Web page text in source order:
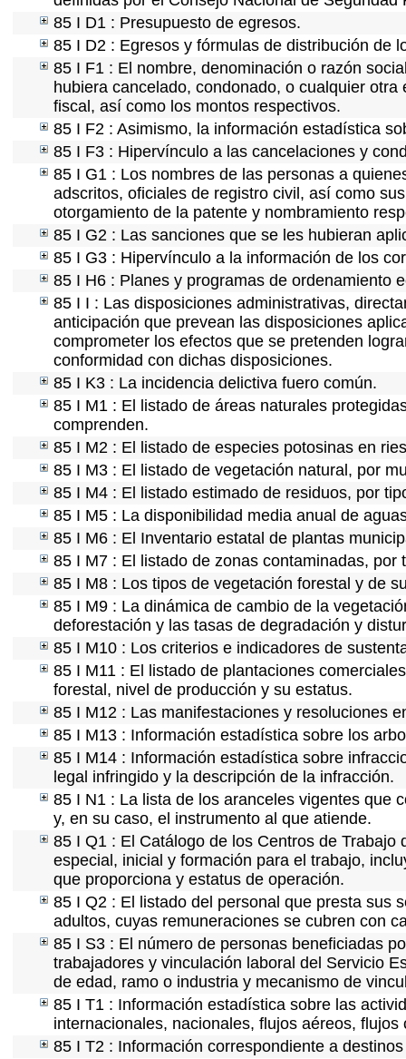
85 I D1 : Presupuesto de egresos.
85 I D2 : Egresos y fórmulas de distribución de
85 I F1 : El nombre, denominación o razón
hubiera cancelado, condonado, o cualquier
fiscal, así como los montos respectivos.
85 I F2 : Asimismo, la información estadística
85 I F3 : Hipervínculo a las cancelaciones y
85 I G1 : Los nombres de las personas a
adscritos, oficiales de registro civil, así como
otorgamiento de la patente y nombramiento
85 I G2 : Las sanciones que se les hubieran
85 I G3 : Hipervínculo a la información de los
85 I H6 : Planes y programas de ordenamiento
85 I I : Las disposiciones administrativas,
anticipación que prevean las disposiciones
comprometer los efectos que se pretenden
conformidad con dichas disposiciones.
85 I K3 : La incidencia delictiva fuero común.
85 I M1 : El listado de áreas naturales
comprenden.
85 I M2 : El listado de especies potosinas en
85 I M3 : El listado de vegetación natural, por
85 I M4 : El listado estimado de residuos, por
85 I M5 : La disponibilidad media anual de
85 I M6 : El Inventario estatal de plantas
85 I M7 : El listado de zonas contaminadas,
85 I M8 : Los tipos de vegetación forestal y de
85 I M9 : La dinámica de cambio de la
deforestación y las tasas de degradación y
85 I M10 : Los criterios e indicadores de
85 I M11 : El listado de plantaciones
forestal, nivel de producción y su estatus.
85 I M12 : Las manifestaciones y resoluciones
85 I M13 : Información estadística sobre los
85 I M14 : Información estadística sobre
legal infringido y la descripción de la infracción.
85 I N1 : La lista de los aranceles vigentes que
y, en su caso, el instrumento al que atiende.
85 I Q1 : El Catálogo de los Centros de
especial, inicial y formación para el trabajo,
que proporciona y estatus de operación.
85 I Q2 : El listado del personal que presta sus
adultos, cuyas remuneraciones se cubren con
85 I S3 : El número de personas beneficiadas
trabajadores y vinculación laboral del Servicio
de edad, ramo o industria y mecanismo de
85 I T1 : Información estadística sobre las
internacionales, nacionales, flujos aéreos, flujos
85 I T2 : Información correspondiente a